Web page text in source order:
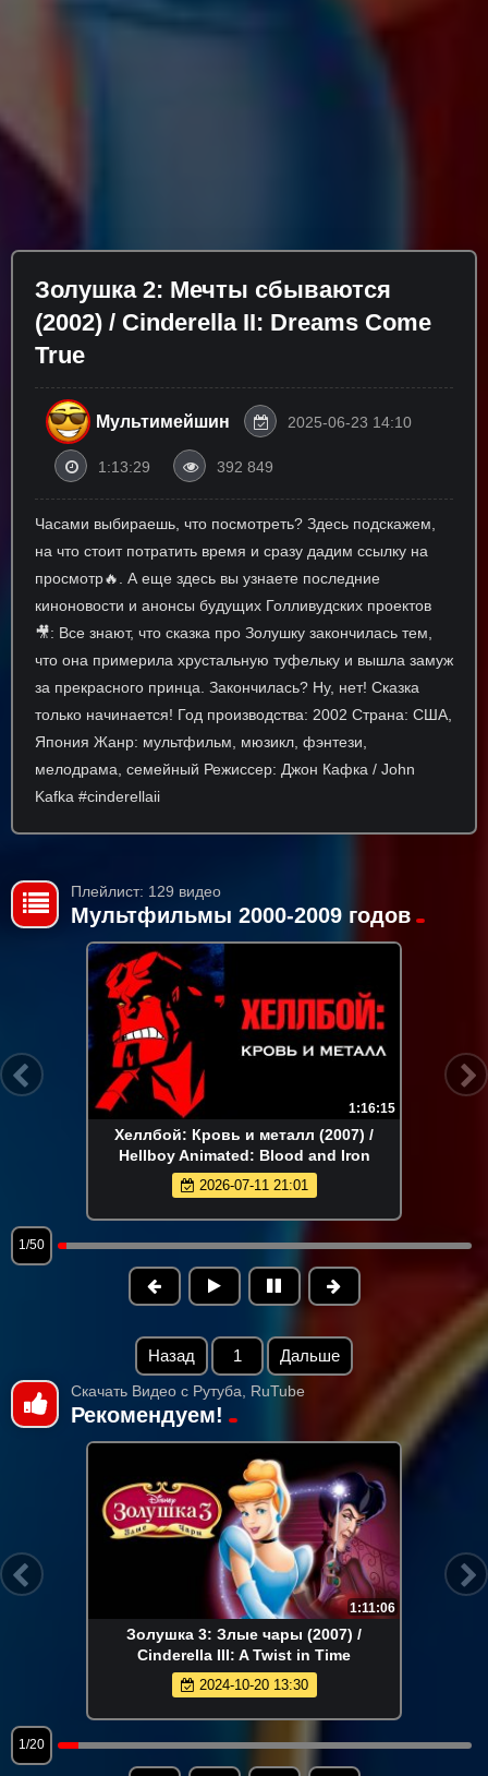
Золушка 2: Мечты сбываются
(2002) / Cinderella II: Dreams Come
True
Мультимейшин 2025-06-23 14:10
1:13:29 392 849
Часами выбираешь, что посмотреть? Здесь подскажем,
на что стоит потратить время и сразу дадим ссылку на
просмотр🔥. А еще здесь вы узнаете последние
киноновости и анонсы будущих Голливудских проектов
🎥: Все знают, что сказка про Золушку закончилась тем,
что она примерила хрустальную туфельку и вышла замуж
за прекрасного принца. Закончилась? Ну, нет! Сказка
только начинается! Год производства: 2002 Страна: США,
Япония Жанр: мультфильм, мюзикл, фэнтези,
мелодрама, семейный Режиссер: Джон Кафка / John
Kafka #cinderellaii
Плейлист: 129 видео
Мультфильмы 2000-2009 годов
1:16:15
Хеллбой: Кровь и металл (2007) /
Hellboy Animated: Blood and Iron
2026-07-11 21:01
1/50
Назад 1 Дальше
Скачать Видео с Рутуба, RuTube
Рекомендуем!
1:11:06
Золушка 3: Злые чары (2007) /
Cinderella III: A Twist in Time
2024-10-20 13:30
1/20